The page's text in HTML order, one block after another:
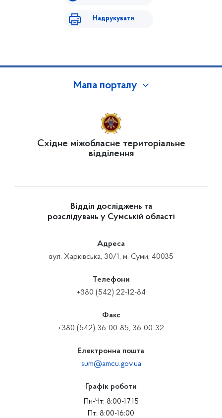
Надрукувати
Мапа порталу
Східне міжобласне територіальне
відділення
Відділ досліджень та
розслідувань у Сумській області
Адреса
вул. Харківська, 30/1, м. Суми, 40035
Телефони
+380 (542) 22-12-84
Факс
+380 (542) 36-00-85, 36-00-32
Електронна пошта
sum@amcu.gov.ua
Графік роботи
Пн-Чт: 8:00-17:15
Пт: 8:00-16:00